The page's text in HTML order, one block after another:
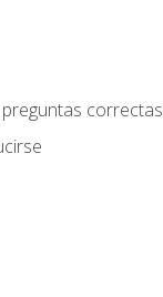
correctas